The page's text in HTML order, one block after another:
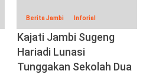
Berita Jambi Inforial
Kajati Jambi Sugeng
Hariadi Lunasi
Tunggakan Sekolah Dua